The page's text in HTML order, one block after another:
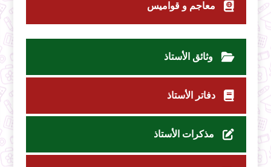
معاجم و قواميس
وثائق الأستاذ
دفاتر الأستاذ
مذكرات الأستاذ